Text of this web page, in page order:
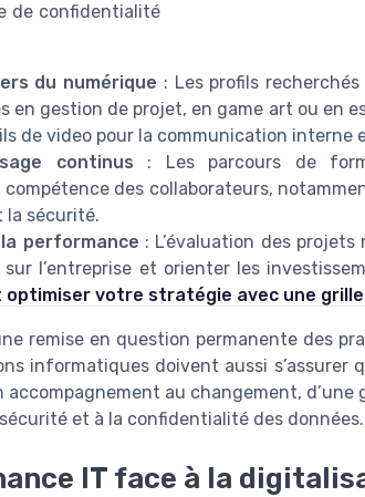
de confidentialité
du numérique : Les profils
en gestion de projet, en game art ou en
de video pour la communication interne
continus : Les parcours de
des collaborateurs,
la sécurité.
performance : L’évaluation des
sur l’entreprise et orienter les
optimiser votre stratégie avec une grille
remise en question permanente des
informatiques doivent aussi s’assurer
accompagnement au changement,
et à la confidentialité des données.
IT face à la